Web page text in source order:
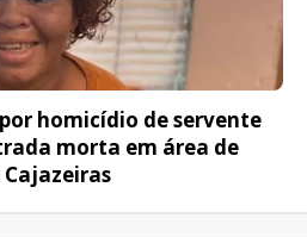
homicídio de servente
morta em área de